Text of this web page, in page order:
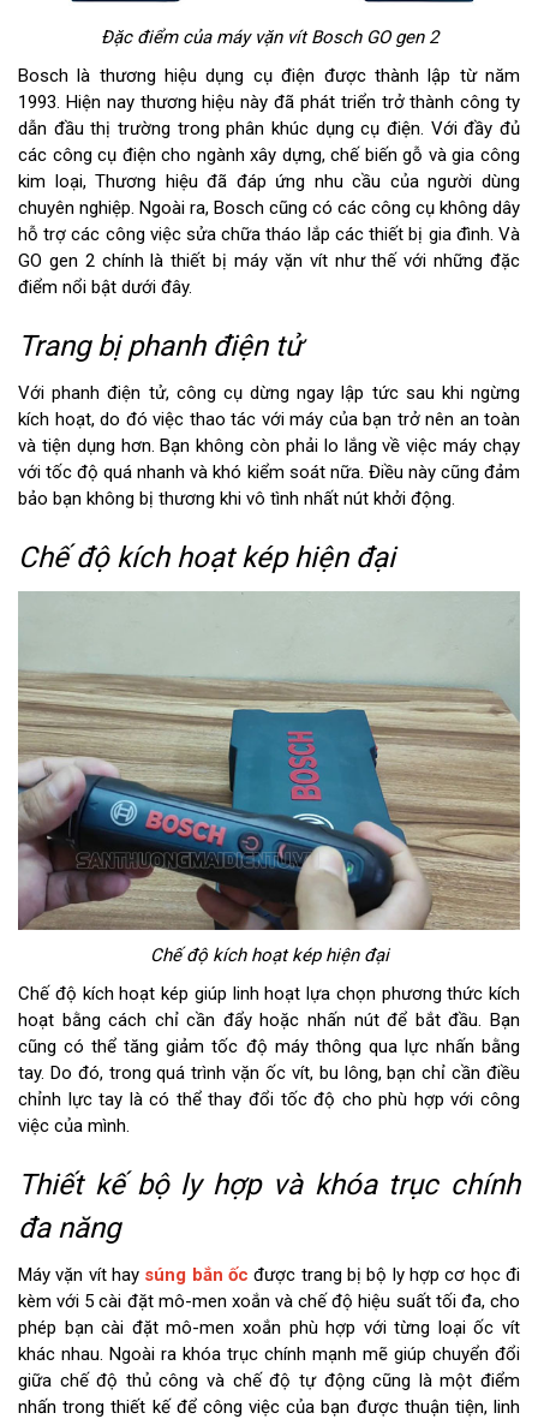
Đặc điểm của máy vặn vít Bosch GO gen 2
Bosch là thương hiệu dụng cụ điện được thành lập từ năm
1993. Hiện nay thương hiệu này đã phát triển trở thành công ty
dẫn đầu thị trường trong phân khúc dụng cụ điện. Với đầy đủ
các công cụ điện cho ngành xây dựng, chế biến gỗ và gia công
kim loại, Thương hiệu đã đáp ứng nhu cầu của người dùng
chuyên nghiệp. Ngoài ra, Bosch cũng có các công cụ không dây
hỗ trợ các công việc sửa chữa tháo lắp các thiết bị gia đình. Và
GO gen 2 chính là thiết bị máy vặn vít như thế với những đặc
điểm nổi bật dưới đây.
Trang bị phanh điện tử
Với phanh điện tử, công cụ dừng ngay lập tức sau khi ngừng
kích hoạt, do đó việc thao tác với máy của bạn trở nên an toàn
và tiện dụng hơn. Bạn không còn phải lo lắng về việc máy chạy
với tốc độ quá nhanh và khó kiểm soát nữa. Điều này cũng đảm
bảo bạn không bị thương khi vô tình nhất nút khởi động.
Chế độ kích hoạt kép hiện đại
Chế độ kích hoạt kép hiện đại
Chế độ kích hoạt kép giúp linh hoạt lựa chọn phương thức kích
hoạt bằng cách chỉ cần đẩy hoặc nhấn nút để bắt đầu. Bạn
cũng có thể tăng giảm tốc độ máy thông qua lực nhấn bằng
tay. Do đó, trong quá trình vặn ốc vít, bu lông, bạn chỉ cần điều
chỉnh lực tay là có thể thay đổi tốc độ cho phù hợp với công
việc của mình.
Thiết kế bộ ly hợp và khóa trục chính
đa năng
Máy vặn vít hay súng bắn ốc được trang bị bộ ly hợp cơ học đi
kèm với 5 cài đặt mô-men xoắn và chế độ hiệu suất tối đa, cho
phép bạn cài đặt mô-men xoắn phù hợp với từng loại ốc vít
khác nhau. Ngoài ra khóa trục chính mạnh mẽ giúp chuyển đổi
giữa chế độ thủ công và chế độ tự động cũng là một điểm
nhấn trong thiết kế để công việc của bạn được thuận tiện, linh